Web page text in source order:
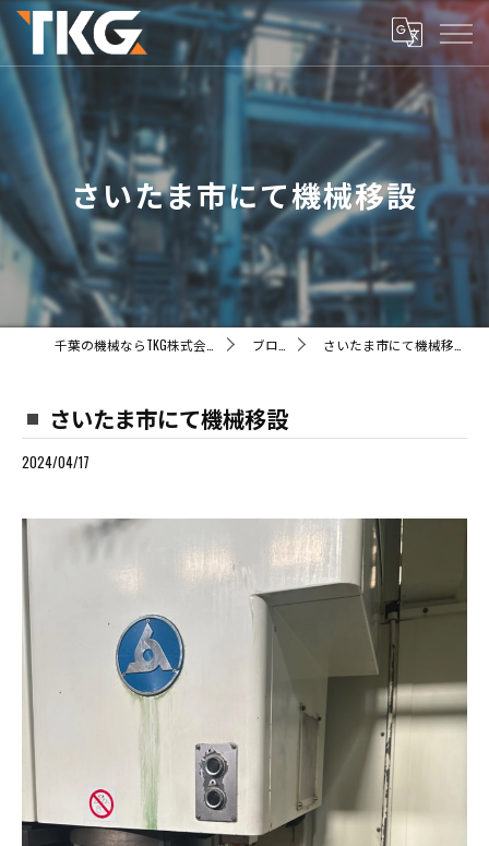
さいたま市にて機械移設
ブログ さいたま市にて機械移設
さいたま市にて機械移設
2024/04/17